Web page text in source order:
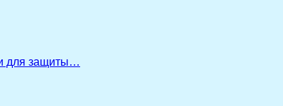
для защиты…